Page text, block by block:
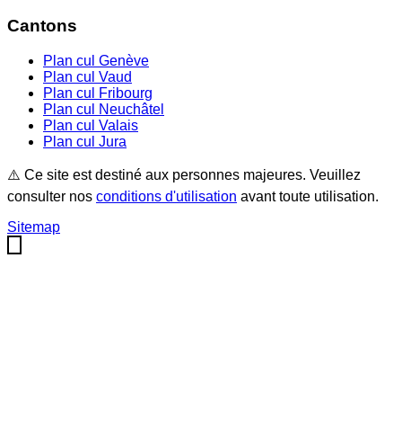
Cantons
Plan cul Genève
Plan cul Vaud
Plan cul
Fribourg
Plan cul
Neuchâtel
Plan cul Valais
Plan cul Jura
⚠️ Ce site est destiné aux personnes majeures. Veuillez
consulter nos conditions d'utilisation avant toute utilisation.
Sitemap